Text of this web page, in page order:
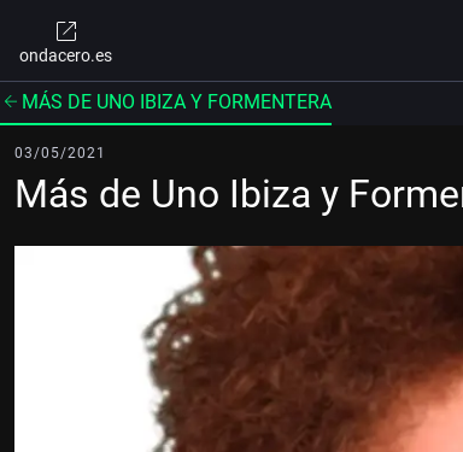
ondacero.es
MÁS DE UNO IBIZA Y FORMENTERA
03/05/2021
Más de Uno Ibiza y